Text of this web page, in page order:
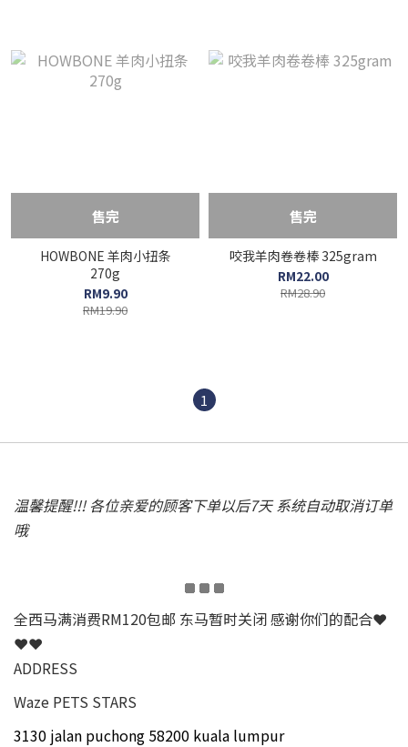
售完
HOWBONE 羊肉小扭条
270g
RM9.90
RM19.90
售完
咬我羊肉卷卷棒 325gram
RM22.00
RM28.90
1
温馨提醒!!! 各位亲爱的顾客下单以后7天 系统自动取消订单
哦
全西马满消费RM120包邮 东马暂时关闭 感谢你们的配合❤
❤❤
ADDRESS
Waze PETS STARS
3130 jalan puchong 58200 kuala lumpur